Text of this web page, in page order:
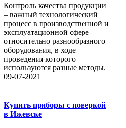
Контроль качества продукции
– важный технологический
процесс в производственной и
эксплуатационной сфере
относительно разнообразного
оборудования, в ходе
проведения которого
используются разные методы.
09-07-2021
Купить приборы с поверкой
в Ижевске